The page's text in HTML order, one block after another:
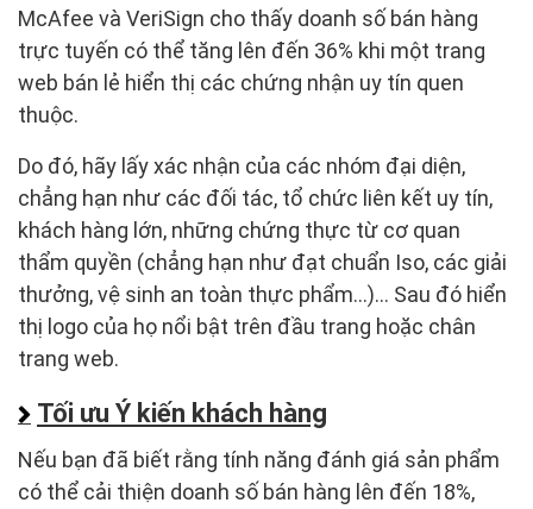
McAfee và VeriSign cho thấy doanh số bán hàng
trực tuyến có thể tăng lên đến 36% khi một trang
web bán lẻ hiển thị các chứng nhận uy tín quen
thuộc.
Do đó, hãy lấy xác nhận của các nhóm đại diện,
chẳng hạn như các đối tác, tổ chức liên kết uy tín,
khách hàng lớn, những chứng thực từ cơ quan
thẩm quyền (chẳng hạn như đạt chuẩn Iso, các giải
thưởng, vệ sinh an toàn thực phẩm…)… Sau đó hiển
thị logo của họ nổi bật trên đầu trang hoặc chân
trang web.
Tối ưu Ý kiến khách hàng
Nếu bạn đã biết rằng tính năng đánh giá sản phẩm
có thể cải thiện doanh số bán hàng lên đến 18%,